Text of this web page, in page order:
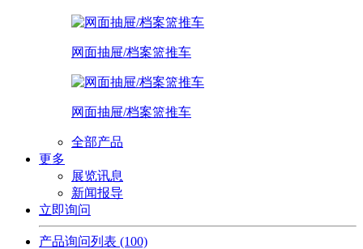
网面抽屉/档案篮推车
网面抽屉/档案篮推车
全部产品
更多
展览讯息
新闻报导
立即询问
产品询问列表 (100)